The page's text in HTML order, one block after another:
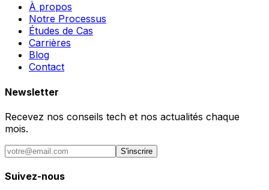
À propos
Notre Processus
Études de Cas
Carrières
Blog
Contact
Newsletter
Recevez nos conseils tech et nos actualités chaque
mois.
S'inscrire
Suivez-nous